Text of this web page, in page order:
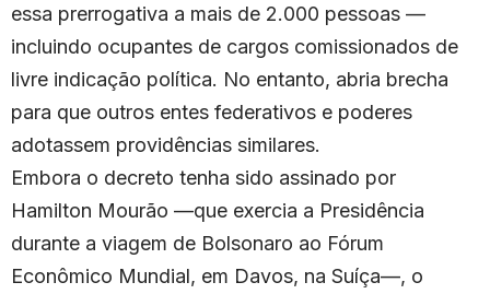
essa prerrogativa a mais de 2.000 pessoas —
incluindo ocupantes de cargos comissionados de
livre indicação política. No entanto, abria brecha
para que outros entes federativos e poderes
adotassem providências similares.
Embora o decreto tenha sido assinado por
Hamilton Mourão —que exercia a Presidência
durante a viagem de Bolsonaro ao Fórum
Econômico Mundial, em Davos, na Suíça—, o